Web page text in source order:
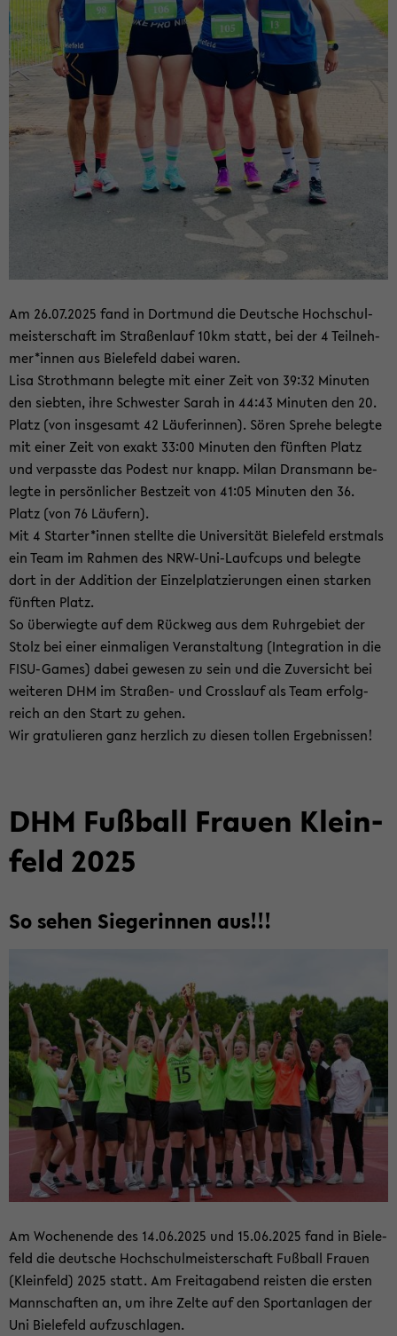
Am 26.07.2025 fand in Dort­mund die Deut­sche Hoch­schul­
meis­ter­schaft im Stra­ßen­lauf 10km statt, bei der 4 Teil­neh­
mer*innen aus Bie­le­feld dabei waren.
Lisa Stroth­mann be­leg­te mit einer Zeit von 39:32 Mi­nu­ten
den sieb­ten, ihre Schwes­ter Sarah in 44:43 Mi­nu­ten den 20.
Platz (von ins­ge­samt 42 Läu­fe­rin­nen). Sören Spre­he be­leg­te
mit einer Zeit von exakt 33:00 Mi­nu­ten den fünf­ten Platz
und ver­pass­te das Po­dest nur knapp. Milan Drans­mann be­
leg­te in per­sön­li­cher Best­zeit von 41:05 Mi­nu­ten den 36.
Platz (von 76 Läu­fern).
Mit 4 Star­ter*innen stell­te die Uni­ver­si­tät Bie­le­feld erst­mals
ein Team im Rah­men des NRW-​Uni-Laufcups und be­leg­te
dort in der Ad­di­ti­on der Ein­zel­plat­zie­run­gen einen star­ken
fünf­ten Platz.
So über­wieg­te auf dem Rück­weg aus dem Ruhr­ge­biet der
Stolz bei einer ein­ma­li­gen Ver­an­stal­tung (In­te­gra­ti­on in die
FISU-​Games) dabei ge­we­sen zu sein und die Zu­ver­sicht bei
wei­te­ren DHM im Straßen-​ und Cross­lauf als Team er­folg­
reich an den Start zu gehen.
Wir gra­tu­lie­ren ganz herz­lich zu die­sen tol­len Er­geb­nis­sen!
DHM Fuß­ball Frau­en Klein­
feld 2025
So sehen Sie­ge­rin­nen aus!!!
Am Wo­chen­en­de des 14.06.2025 und 15.06.2025 fand in Bie­le­
feld die deut­sche Hoch­schul­meis­ter­schaft Fuß­ball Frau­en
(Klein­feld) 2025 statt. Am Frei­tag­abend reis­ten die ers­ten
Mann­schaf­ten an, um ihre Zelte auf den Sport­an­la­gen der
Uni Bie­le­feld auf­zu­schla­gen.